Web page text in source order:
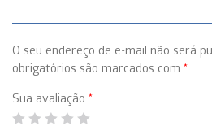
O seu endereço de e-mail não será
obrigatórios são marcados com *
Sua avaliação *